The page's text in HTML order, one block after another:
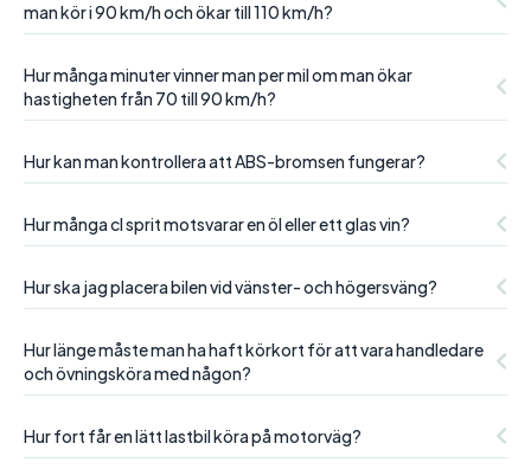
man kör i 90 km/h och ökar till 110 km/h?
Hur många minuter vinner man per mil om man ökar
hastigheten från 70 till 90 km/h?
Hur kan man kontrollera att ABS-bromsen fungerar?
Hur många cl sprit motsvarar en öl eller ett glas vin?
Hur ska jag placera bilen vid vänster- och högersväng?
Hur länge måste man ha haft körkort för att vara handledare
och övningsköra med någon?
Hur fort får en lätt lastbil köra på motorväg?